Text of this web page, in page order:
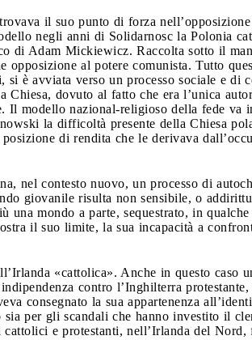
il suo punto di forza
negli anni di Solidarnosc la Polonia
di Adam Mickiewicz. Raccolta sotto il
al potere comunista. Tutto
è avviata verso un processo sociale e di
Chiesa, dovuto al fatto che era l’unica
Il modello nazional-religioso della fede va
la difficoltà presente della Chiesa
di rendita che le derivava
nel contesto nuovo, un processo di
giovanile risulta non sensibile, o
mondo a parte, sequestrato, in qualche
il suo limite, la sua incapacità a
«cattolica». Anche in questo caso
contro l’Inghilterra protestante,
consegnato la sua appartenenza
per gli scandali che hanno investito il
e protestanti, nell’Irlanda del